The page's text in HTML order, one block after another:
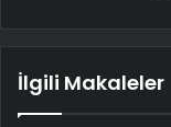
İlgili Makaleler